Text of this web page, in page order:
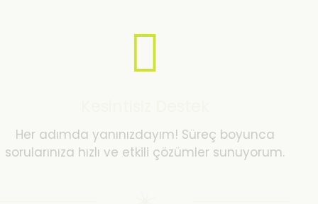
Her adımda yanınızdayım! Süreç boyunca
sorularınıza hızlı ve etkili çözümler sunuyorum.